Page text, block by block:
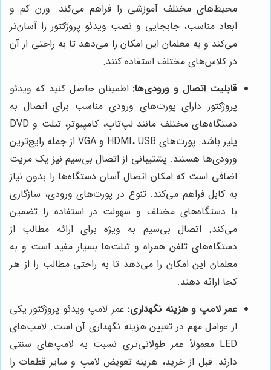
محیط‌های مختلف آموزشی را فراهم می‌کند. وزن کم و
ابعاد مناسب، جابجایی و نصب ویدئو پروژکتور را آسان‌تر
می‌کند و به معلمان این امکان را می‌دهد تا به راحتی از آن
در کلاس‌های مختلف استفاده کنند.
قابلیت اتصال و ورودی‌ها: اطمینان حاصل کنید که ویدئو
پروژکتور دارای پورت‌های ورودی مناسب برای اتصال به
دستگاه‌های مختلف مانند لپ‌تاپ، کامپیوتر، تبلت و DVD
پلیر باشد. پورت‌های HDMI، USB و VGA از جمله رایج‌ترین
ورودی‌ها هستند. پشتیبانی از اتصال بی‌سیم نیز یک مزیت
اضافی است که امکان اتصال آسان دستگاه‌ها را بدون نیاز
به کابل فراهم می‌کند. تنوع در پورت‌های ورودی، سازگاری
با دستگاه‌های مختلف و سهولت در استفاده را تضمین
می‌کند. اتصال بی‌سیم به ویژه برای ارائه مطالب از
دستگاه‌های تلفن همراه و تبلت‌ها بسیار مفید است و به
معلمان این امکان را می‌دهد تا به راحتی مطالب را از هر
کجا ارائه دهند.
عمر لامپ و هزینه نگهداری: عمر لامپ ویدئو پروژکتور یکی
از عوامل مهم در تعیین هزینه نگهداری آن است. لامپ‌های
LED معمولاً عمر طولانی‌تری نسبت به لامپ‌های سنتی
دارند. قبل از خرید، هزینه تعویض لامپ و سایر قطعات را